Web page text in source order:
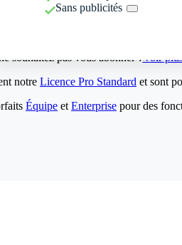
Sans publicités
souhaitez pas vous abonner ?Voir
notre Licence Pro Standard et sont
Équipe et Enterprise pour des